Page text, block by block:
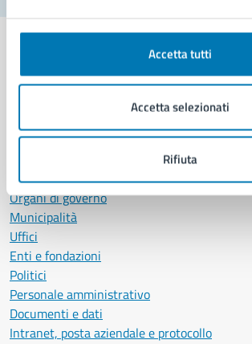
Accetta tutti
Accetta selezionati
Rifiuta
Comune di Napoli
Aree amministrative
Organi di governo
Municipalità
Uffici
Enti e fondazioni
Politici
Personale amministrativo
Documenti e dati
Intranet, posta aziendale e protocollo